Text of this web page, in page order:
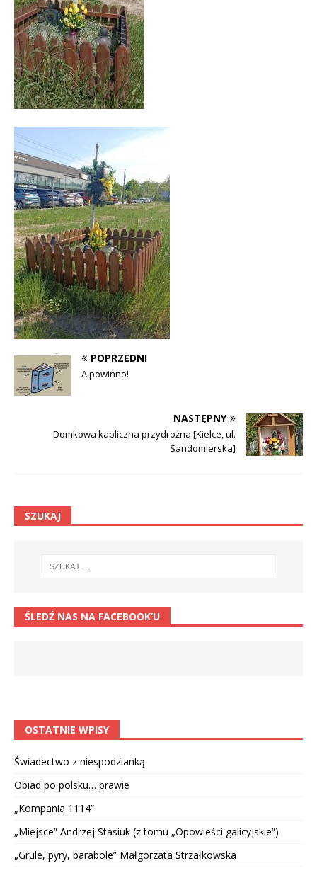
POPRZEDNI
A powinno!
NASTĘPNY
Domkowa kapliczna przydrożna [Kielce, ul.
Sandomierska]
SZUKAJ
ŚLEDŹ NAS NA FACEBOOK’U
OSTATNIE WPISY
Świadectwo z niespodzianką
Obiad po polsku… prawie
„Kompania 1114”
„Miejsce” Andrzej Stasiuk (z tomu „Opowieści galicyjskie”)
„Grule, pyry, barabole” Małgorzata Strzałkowska